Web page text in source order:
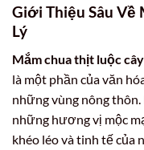
Giới Thiệu Sâu Về
Lý
Mắm chua thịt luộc
là một phần của văn
những vùng nông
những hương vị mộc
khéo léo và tinh tế của